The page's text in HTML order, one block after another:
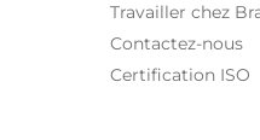
Travailler chez
Contactez-nous
Certification ISO